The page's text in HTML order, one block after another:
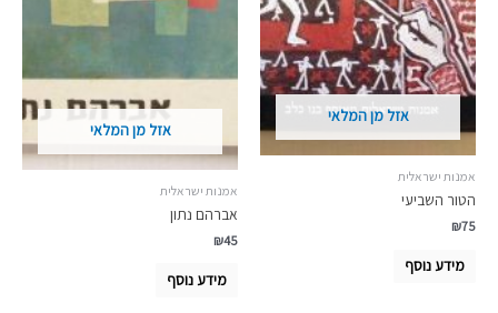
אזל מן המלאי
אמנות ישראלית
הטור השביעי
₪75
מידע נוסף
אזל מן המלאי
אמנות ישראלית
אברהם נתון
₪45
מידע נוסף